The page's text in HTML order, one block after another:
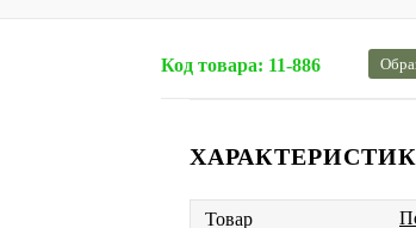
Код товара: 11-886
Товар